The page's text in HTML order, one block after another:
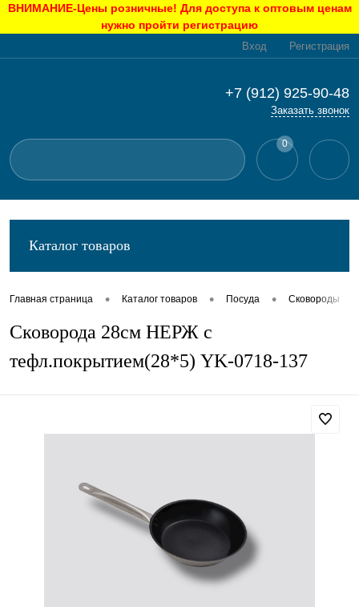
ВНИМАНИЕ-Цены розничные! Для доступа к оптовым ценам
нужно пройти регистрацию
Вход Регистрация
+7 (912) 925-90-48
Заказать звонок
0
Каталог товаров
Главная страница • Каталог товаров • Посуда • Сковороды
Сковорода 28см НЕРЖ с
тефл.покрытием(28*5) YK-0718-137